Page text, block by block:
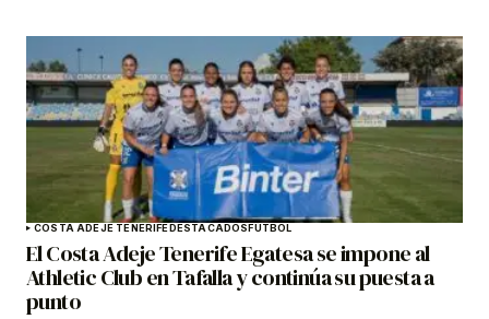
COSTA ADEJE TENERIFEDESTACADOSFÚTBOL
El Costa Adeje Tenerife Egatesa se impone al
Athletic Club en Tafalla y continúa su puesta a
punto